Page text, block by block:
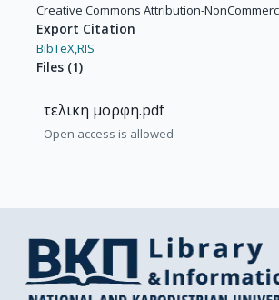
Creative Commons Attribution-
Export Citation
BibTeX,RIS
Files (1)
τελικη μορφη.pdf
Open access is allowed